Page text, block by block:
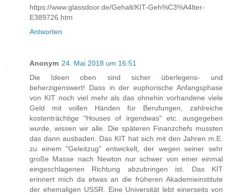
https://www.glassdoor.de/Gehalt/KIT-Geh%C3%A4lter-
E389726.htm
Antworten
Anonym 24. Mai 2018 um 16:51
Die Ideen oben sind sicher überlegens- und
beherzigenswert! Dass in der euphorische Anfangsphase
von KIT noch viel mehr als das ohnehin vorhandene viele
Geld mit vollen Händen für Berufungen, zahlreiche
kostenträchtige "Houses of irgendwas" etc. ausgegeben
wurde, wissen wir alle. Die späteren Finanzchefs mussten
das dann ausbaden. Das KIT hat sich mit den Jahren m.E.
zu einem "Geleitzug" entwickelt, der wegen seiner sehr
große Masse nach Newton nur schwer von einer einmal
eingeschlagenen Richtung abzubringen ist. Das KIT
erinnert mich da etwas an die früheren Akademieinstitute
der ehemaligen USSR. Eine Universität lebt einerseits von